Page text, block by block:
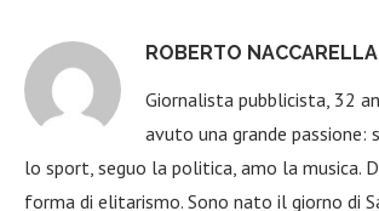
ROBERTO NACCARELLA
Giornalista pubblicista, 32
avuto una grande passione:
lo sport, seguo la politica, amo la musica.
forma di elitarismo. Sono nato il giorno di